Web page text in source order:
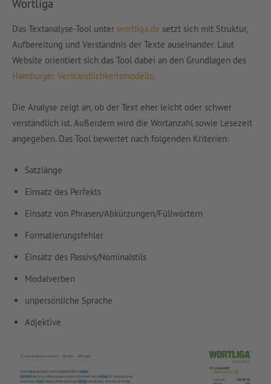
Wortliga
Das Textanalyse-Tool unter wortliga.de setzt sich mit Struktur,
Aufbereitung und Verständnis der Texte auseinander. Laut
Website orientiert sich das Tool dabei an den Grundlagen des
Hamburger Verständlichkeitsmodells.
Die Analyse zeigt an, ob der Text eher leicht oder schwer
verständlich ist. Außerdem wird die Wortanzahl sowie Lesezeit
angegeben. Das Tool bewertet nach folgenden Kriterien:
Satzlänge
Einsatz des Perfekts
Einsatz von Phrasen/Abkürzungen/Füllwörtern
Formatierungsfehler
Einsatz des Passivs/Nominalstils
Modalverben
unpersönliche Sprache
Adjektive